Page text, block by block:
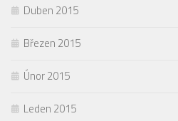
Duben 2015
Březen 2015
Únor 2015
Leden 2015